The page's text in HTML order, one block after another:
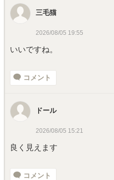
三毛猫
2026/08/05 19:55
いいですね。
コメント
ドール
2026/08/05 15:21
良く見えます
コメント